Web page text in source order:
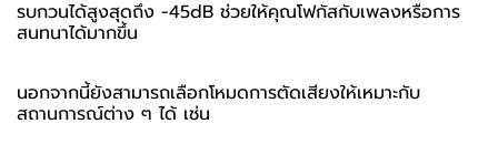
รบกวนได้สูงสุดถึง -45dB ช่วยให้คุณโฟกัสกับเพลงหรือการ
สนทนาได้มากขึ้น
นอกจากนี้ยังสามารถเลือกโหมดการตัดเสียงให้เหมาะกับ
สถานการณ์ต่าง ๆ ได้ เช่น